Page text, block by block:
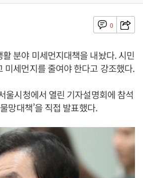
0
분야 미세먼지대책을 내놨다. 시민
미세먼지를 줄여야 한다고 강조했다.
울시청에서 열린 기자설명회에 참석
망대책’을 직접 발표했다.